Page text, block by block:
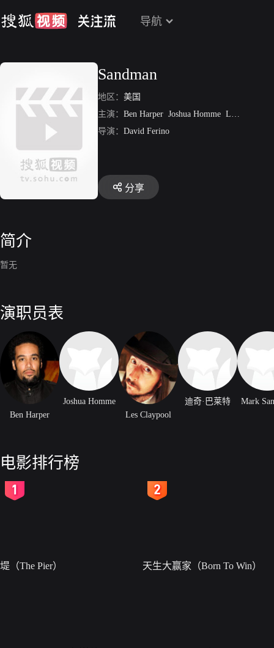
导航
Sandman
地区： 美国
主演： Ben Harper Joshua Homme Les Claypool
导演： David Ferino
分享
简介
暂无
演职员表
Ben Harper
Joshua Homme
Les Claypool
迪奇·巴莱特 Mark
电影排行榜
堤（The Pier） 天生大赢家（Born To Win）